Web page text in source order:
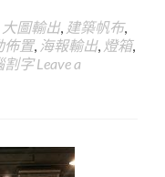
大圖輸出, 建築帆布,
佈置, 海報輸出, 燈箱,
割字 Leave a